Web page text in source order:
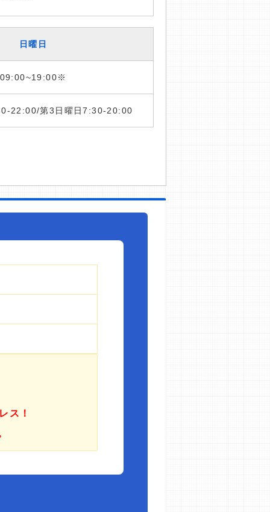
日曜日
09:00~19:00※
22:00/第3日曜日7:30-20:00
ス！